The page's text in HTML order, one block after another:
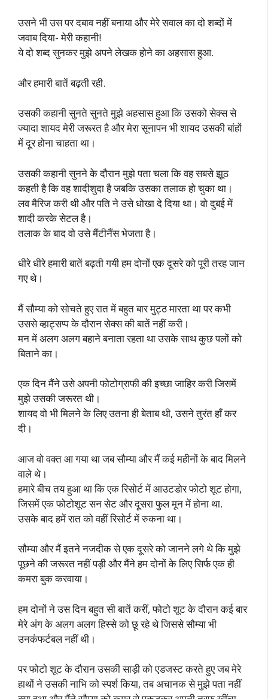
उसने भी उस पर दबाव नहीं बनाया और मेरे सवाल का दो शब्दों में
जवाब दिया- मेरी कहानी!
ये दो शब्द सुनकर मुझे अपने लेखक होने का अहसास हुआ.
और हमारी बातें बढ़ती रही.
उसकी कहानी सुनते सुनते मुझे अहसास हुआ कि उसको सेक्स से
ज्यादा शायद मेरी जरूरत है और मेरा सूनापन भी शायद उसकी बांहों
में दूर होना चाहता था।
उसकी कहानी सुनने के दौरान मुझे पता चला कि वह सबसे झूठ
कहती है कि वह शादीशुदा है जबकि उसका तलाक हो चुका था।
लव मैरिज करी थी और पति ने उसे धोखा दे दिया था। वो दुबई में
शादी करके सेटल है।
तलाक के बाद वो उसे मैंटीनैंस भेजता है।
धीरे धीरे हमारी बातें बढ़ती गयी हम दोनों एक दूसरे को पूरी तरह जान
गए थे।
मैं सौम्या को सोचते हुए रात में बहुत बार मुट्ठ मारता था पर कभी
उससे व्हाट्सप्प के दौरान सेक्स की बातें नहीं करी।
मन में अलग अलग बहाने बनाता रहता था उसके साथ कुछ पलों को
बिताने का।
एक दिन मैंने उसे अपनी फोटोग्राफी की इच्छा जाहिर करी जिसमें
मुझे उसकी जरूरत थी।
शायद वो भी मिलने के लिए उतना ही बेताब थी, उसने तुरंत हाँ कर
दी।
आज वो वक्त आ गया था जब सौम्या और मैं कई महीनों के बाद मिलने
वाले थे।
हमारे बीच तय हुआ था कि एक रिसोर्ट में आउटडोर फोटो शूट होगा,
जिसमें एक फोटोशूट सन सेट और दूसरा फुल मून में होना था.
उसके बाद हमें रात को वहीं रिसोर्ट में रुकना था।
सौम्या और मैं इतने नजदीक से एक दूसरे को जानने लगे थे कि मुझे
पूछने की जरूरत नहीं पड़ी और मैंने हम दोनों के लिए सिर्फ एक ही
कमरा बुक करवाया।
हम दोनों ने उस दिन बहुत सी बातें करीं, फोटो शूट के दौरान कई बार
मेरे अंग के अलग अलग हिस्से को छू रहे थे जिससे सौम्या भी
उनकंफर्टबल नहीं थी।
पर फोटो शूट के दौरान उसकी साड़ी को एडजस्ट करते हुए जब मेरे
हाथों ने उसकी नाभि को स्पर्श किया, तब अचानक से मुझे पता नहीं